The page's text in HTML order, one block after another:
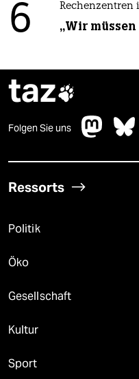
6 Rechenzentren
„Wir
taz
Folgen Sie uns
Ressorts
Politik
Öko
Gesellschaft
Kultur
Sport